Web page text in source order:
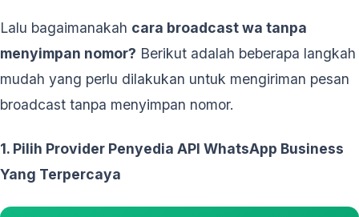
Lalu bagaimanakah cara broadcast wa tanpa
menyimpan nomor? Berikut adalah beberapa langkah
mudah yang perlu dilakukan untuk mengiriman pesan
broadcast tanpa menyimpan nomor.
1. Pilih Provider Penyedia API WhatsApp Business
Yang Terpercaya